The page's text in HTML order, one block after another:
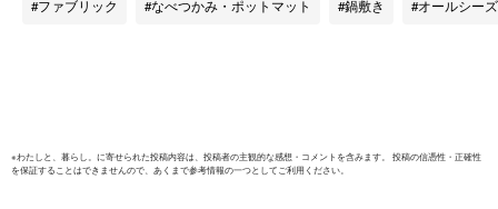
ファブリック なべつかみ・ポットマット 鍋敷き オールシー
※わたしと、暮らし。 に寄せられた投稿内容は、投稿者の主観的な感想・コメントを含みます。 投稿の信憑性・正確性
を保証することはできませんので、あくまで参考情報の一つとしてご利用ください。